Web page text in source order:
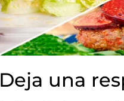
Deja una